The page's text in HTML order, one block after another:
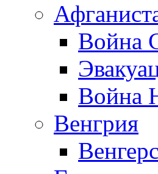
Война
Война
Венгрия